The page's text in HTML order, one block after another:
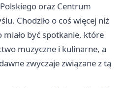
oraz Centrum
Chodziło o coś więcej niż
miało być spotkanie, które
muzyczne i kulinarne, a
zwyczaje związane z tą